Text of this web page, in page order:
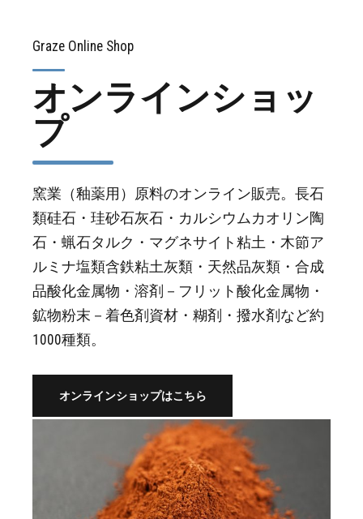
Graze Online Shop
オンラインショッ
プ
窯業（釉薬用）原料のオンライン販売。長石
類硅石・珪砂石灰石・カルシウムカオリン陶
石・蝋石タルク・マグネサイト粘土・木節ア
ルミナ塩類含鉄粘土灰類・天然品灰類・合成
品酸化金属物・溶剤－フリット酸化金属物・
鉱物粉末－着色剤資材・糊剤・撥水剤など約
1000種類。
オンラインショップはこちら